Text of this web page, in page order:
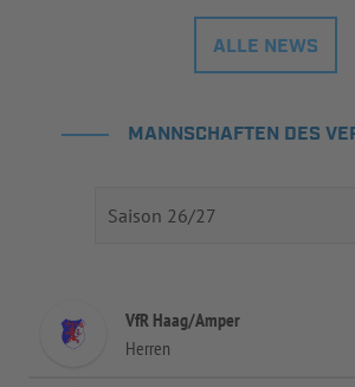
ALLE NEWS
MANNSCHAFTEN DES
VfR Haag/Amper
Herren